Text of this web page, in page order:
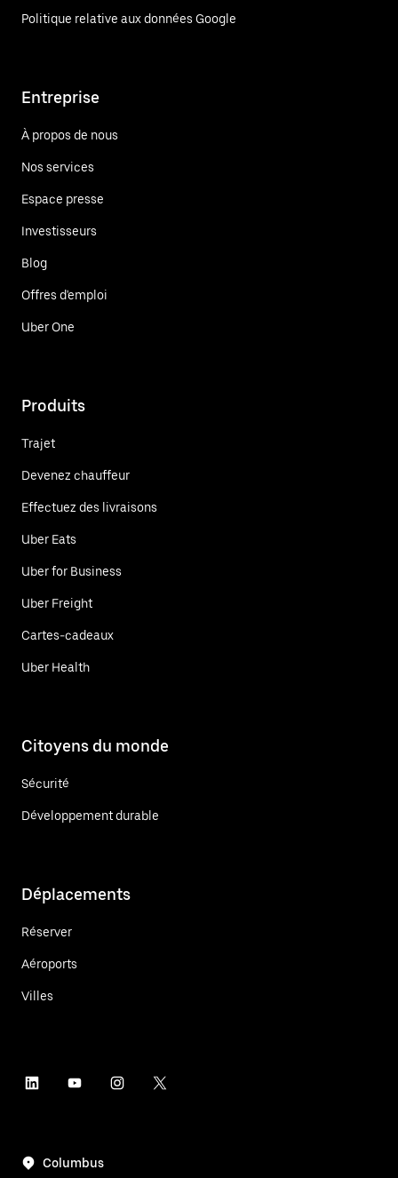
Politique relative aux données Google
Entreprise
À propos de nous
Nos services
Espace presse
Investisseurs
Blog
Offres d'emploi
Uber One
Produits
Trajet
Devenez chauffeur
Effectuez des livraisons
Uber Eats
Uber for Business
Uber Freight
Cartes-cadeaux
Uber Health
Citoyens du monde
Sécurité
Développement durable
Déplacements
Réserver
Aéroports
Villes
Columbus